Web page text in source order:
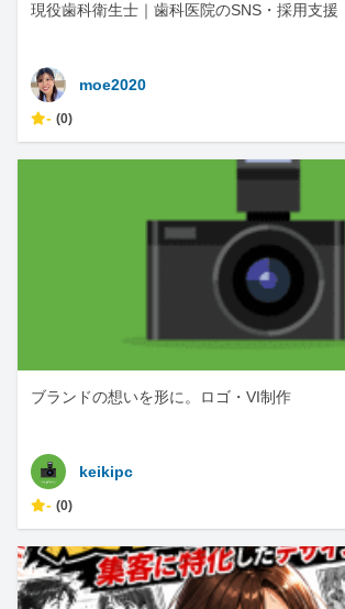
現役歯科衛生士｜歯科医院のSNS・採用支援
moe2020
- (0)
ブランドの想いを形に。ロゴ・VI制作
keikipc
- (0)